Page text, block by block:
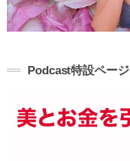
Podcast特設ページ